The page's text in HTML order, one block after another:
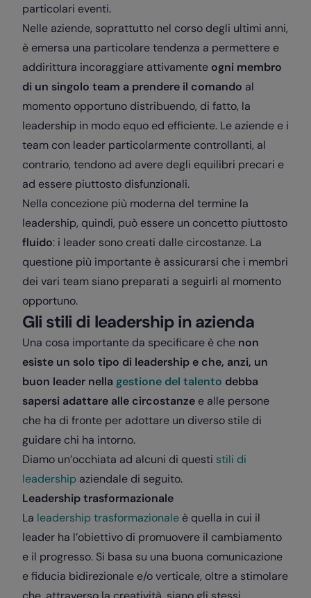
particolari eventi.
Nelle aziende, soprattutto nel corso degli ultimi anni,
è emersa una particolare tendenza a permettere e
addirittura incoraggiare attivamente ogni membro
di un singolo team a prendere il comando al
momento opportuno distribuendo, di fatto, la
leadership in modo equo ed efficiente. Le aziende e i
team con leader particolarmente controllanti, al
contrario, tendono ad avere degli equilibri precari e
ad essere piuttosto disfunzionali.
Nella concezione più moderna del termine la
leadership, quindi, può essere un concetto piuttosto
fluido: i leader sono creati dalle circostanze. La
questione più importante è assicurarsi che i membri
dei vari team siano preparati a seguirli al momento
opportuno.
Gli stili di leadership in azienda
Una cosa importante da specificare è che non
esiste un solo tipo di leadership e che, anzi, un
buon leader nella gestione del talento debba
sapersi adattare alle circostanze e alle persone
che ha di fronte per adottare un diverso stile di
guidare chi ha intorno.
Diamo un’occhiata ad alcuni di questi stili di
leadership aziendale di seguito.
Leadership trasformazionale
La leadership trasformazionale è quella in cui il
leader ha l’obiettivo di promuovere il cambiamento
e il progresso. Si basa su una buona comunicazione
e fiducia bidirezionale e/o verticale, oltre a stimolare